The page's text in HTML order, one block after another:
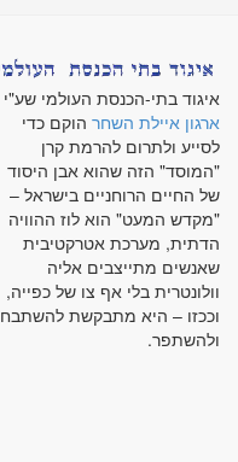
איגוד בתי-הכנסת העולמי שע"י
ארגון איילת השחר הוקם כדי
לסייע ולתרום להרמת קרן
"המוסד" הזה שהוא אבן היסוד
של החיים הרוחניים בישראל –
"מקדש המעט" הוא לוז ההוויה
הדתית, מערכת אטרקטיבית
שאנשים מתייצבים אליה
וולונטרית בלי אף צו של כפייה,
וככזו – היא מתבקשת להשתבח
ולהשתפר.